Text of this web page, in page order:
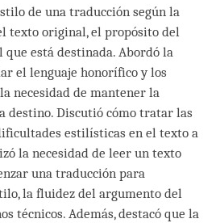
de una traducción según la
texto original, el propósito del
está destinada. Abordó la
el lenguaje honorífico y los
necesidad de mantener la
destino. Discutió cómo tratar las
estilísticas en el texto a
la necesidad de leer un texto
una traducción para
la fluidez del argumento del
técnicos. Además, destacó que la